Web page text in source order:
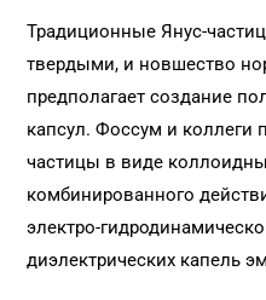
Традиционные Янус-
твердыми, и новшество
предполагает создание
капсул. Фоссум и коллеги
частицы в виде
комбинированного
электро-
диэлектрических капель